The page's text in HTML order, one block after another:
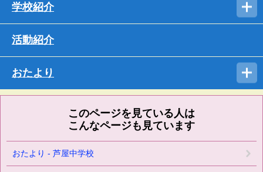
学校紹介
活動紹介
おたより
このページを見ている人は
こんなページも見ています
おたより - 芦屋中学校